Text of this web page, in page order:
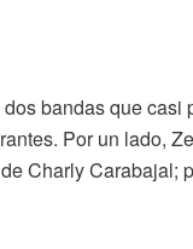
bandas que
Por un lado,
Charly